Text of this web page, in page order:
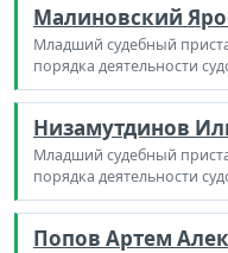
Малиновский
Младший судебный
порядка деятельности
Низамутдинов
Младший судебный
порядка деятельности
Попов Артем